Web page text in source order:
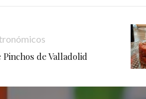
de Valladolid